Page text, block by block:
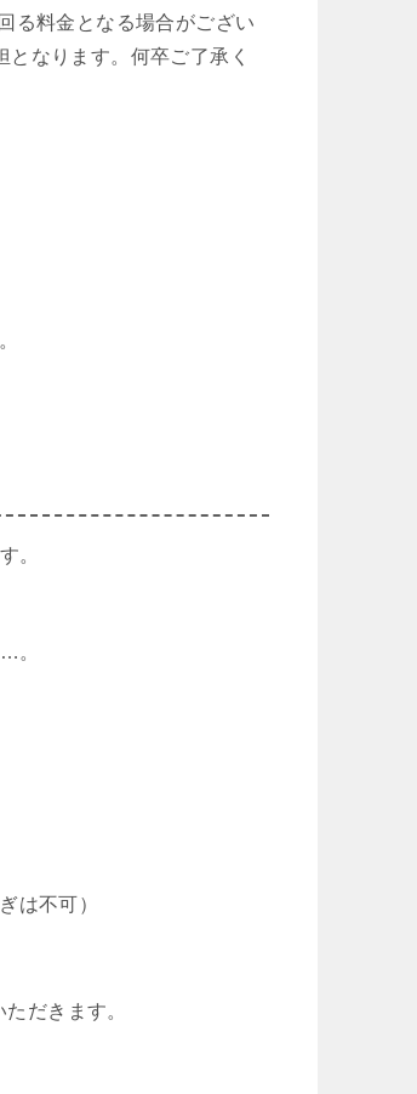
る料金となる場合がござい
なります。何卒ご了承く
。
。
は不可）
だきます。